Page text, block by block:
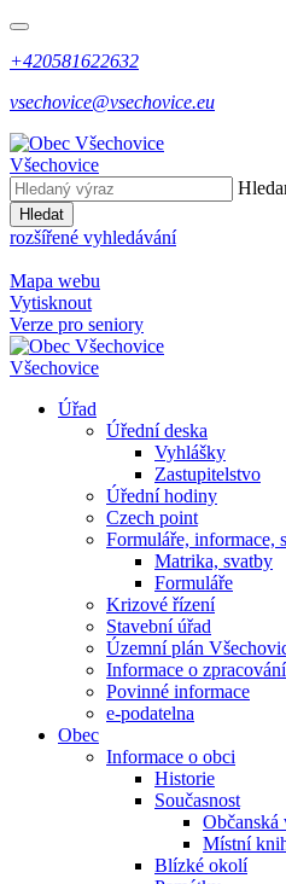
+420581622632
vsechovice@vsechovice.eu
Všechovice
Hledat
rozšířené vyhledávání
Mapa webu
Vytisknout
Verze pro seniory
Všechovice
Úřad
Úřední deska
Vyhlášky
Zastupitelstvo
Úřední hodiny
Czech point
Formuláře, informace,
Matrika, svatby
Formuláře
Krizové řízení
Stavební úřad
Územní plán
Informace o
Povinné informace
e-podatelna
Obec
Informace o obci
Historie
Současnost
Občanská
Místní
Blízké okolí